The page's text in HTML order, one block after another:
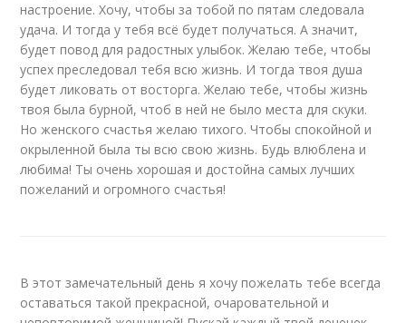
настроение. Хочу, чтобы за тобой по пятам следовала
удача. И тогда у тебя всё будет получаться. А значит,
будет повод для радостных улыбок. Желаю тебе, чтобы
успех преследовал тебя всю жизнь. И тогда твоя душа
будет ликовать от восторга. Желаю тебе, чтобы жизнь
твоя была бурной, чтоб в ней не было места для скуки.
Но женского счастья желаю тихого. Чтобы спокойной и
окрыленной была ты всю свою жизнь. Будь влюблена и
любима! Ты очень хорошая и достойна самых лучших
пожеланий и огромного счастья!
В этот замечательный день я хочу пожелать тебе всегда
оставаться такой прекрасной, очаровательной и